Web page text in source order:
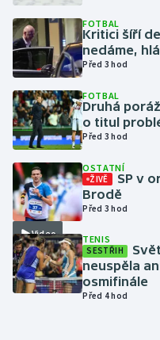
Judo
Krasobruslení
Lyže a snowboard
Moderní pětiboj
Motorsport
Olympijské hry
Parasport
FOTBAL
Kritici šíří
nedáme,
Před 3 hod
FOTBAL
Druhá
o titul
Před 3 hod
Video
OSTATNÍ
ŽIVĚ
SP v
Brodě
Před 3 hod
TENIS
SESTŘIH
neuspěla
osmifinále
Před 4 hod